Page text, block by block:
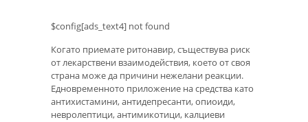
$config[ads_text4] not found
Когато приемате ритонавир, съществува риск
от лекарствени взаимодействия, което от своя
страна може да причини нежелани реакции.
Едновременното приложение на средства като
антихистамини, антидепресанти, опиоиди,
невролептици, антимикотици, калциеви